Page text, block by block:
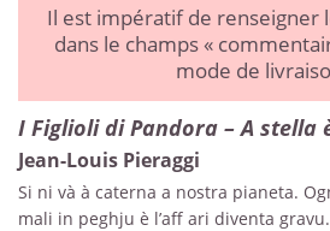
Il est impératif de renseigner
dans le champs «
mode de
I Figlioli di Pandora – A stella
Jean-Louis Pieraggi
Si ni và à caterna a nostra pianeta.
mali in peghju è l’aff ari diventa